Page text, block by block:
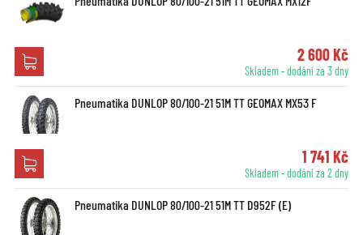
2 600 Kč
Skladem - dodání za 3 dny
Pneumatika DUNLOP 80/100-21 51M TT GEOMAX MX53 F
1 741 Kč
Skladem - dodání za 2 dny
Pneumatika DUNLOP 80/100-21 51M TT D952F (E)